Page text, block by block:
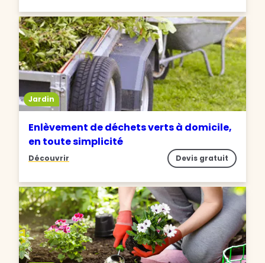
Jardin
Enlèvement de déchets verts à domicile,
en toute simplicité
Découvrir Devis gratuit